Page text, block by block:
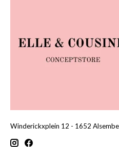
Winderickxplein 12 - 1652